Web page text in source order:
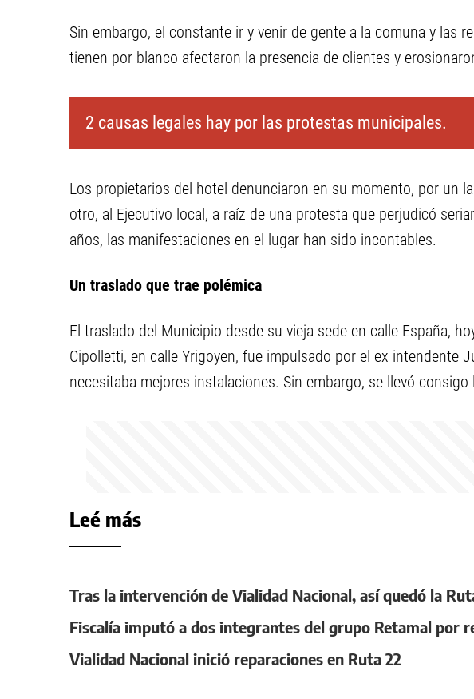
Sin embargo, el constante ir y venir de gente a la comuna y las
tienen por blanco afectaron la presencia de clientes y
2 causas legales hay por las protestas municipales.
Los propietarios del hotel denunciaron en su momento, por un
otro, al Ejecutivo local, a raíz de una protesta que perjudicó
años, las manifestaciones en el lugar han sido incontables.
Un traslado que trae polémica
El traslado del Municipio desde su vieja sede en calle España,
Cipolletti, en calle Yrigoyen, fue impulsado por el ex intendente
necesitaba mejores instalaciones. Sin embargo, se llevó
Leé más
Tras la intervención de Vialidad Nacional, así quedó la
Fiscalía imputó a dos integrantes del grupo Retamal por
Vialidad Nacional inició reparaciones en Ruta 22